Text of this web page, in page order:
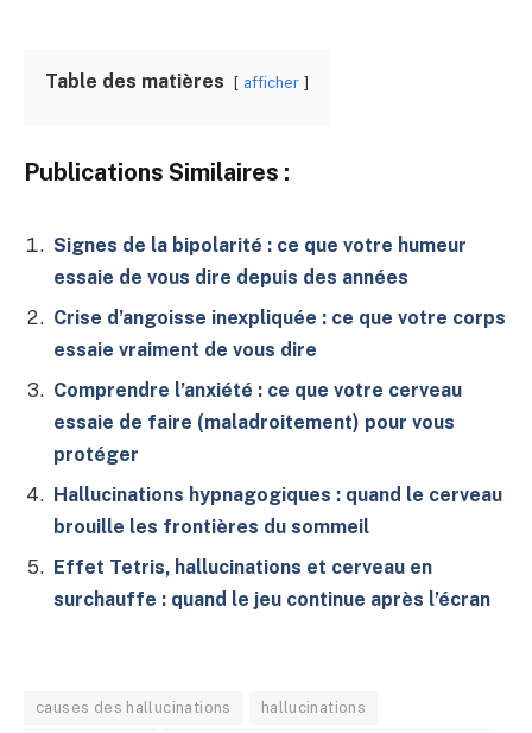
Table des matières afficher
Publications Similaires :
Signes de la bipolarité : ce que votre humeur
essaie de vous dire depuis des années
Crise d’angoisse inexpliquée : ce que votre corps
essaie vraiment de vous dire
Comprendre l’anxiété : ce que votre cerveau
essaie de faire (maladroitement) pour vous
protéger
Hallucinations hypnagogiques : quand le cerveau
brouille les frontières du sommeil
Effet Tetris, hallucinations et cerveau en
surchauffe : quand le jeu continue après l’écran
causes des hallucinations hallucinations